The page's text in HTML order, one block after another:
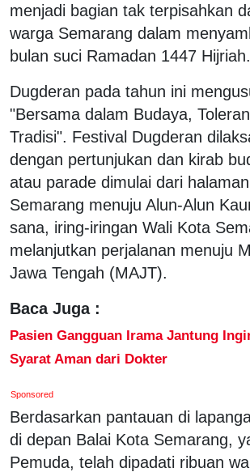
menjadi bagian tak terpisahkan
warga Semarang dalam
bulan suci Ramadan 1447 Hijriah.
Dugderan pada tahun ini
"Bersama dalam Budaya,
Tradisi". Festival Dugderan
dengan pertunjukan dan kirab
atau parade dimulai dari
Semarang menuju Alun-Alun
sana, iring-iringan Wali Kota
melanjutkan perjalanan menuju
Jawa Tengah (MAJT).
Baca Juga :
Pasien Gangguan Irama Jantung
Syarat Aman dari Dokter
Sponsored
Berdasarkan pantauan di
di depan Balai Kota Semarang,
Pemuda, telah dipadati ribuan